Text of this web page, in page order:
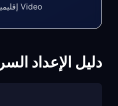
Video إقليمية مختلفة
دليل الإعداد